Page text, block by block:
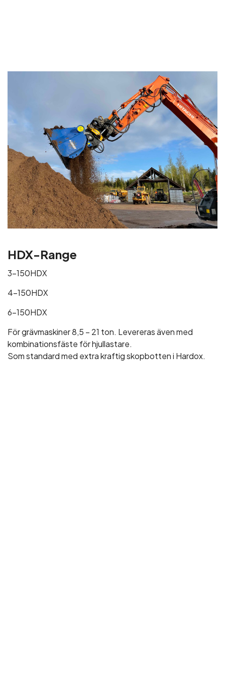
HDX-Range
3-150HDX
4-150HDX
6-150HDX
För grävmaskiner 8,5 – 21 ton. Levereras även med
kombinationsfäste för hjullastare.
Som standard med extra kraftig skopbotten i Hardox.